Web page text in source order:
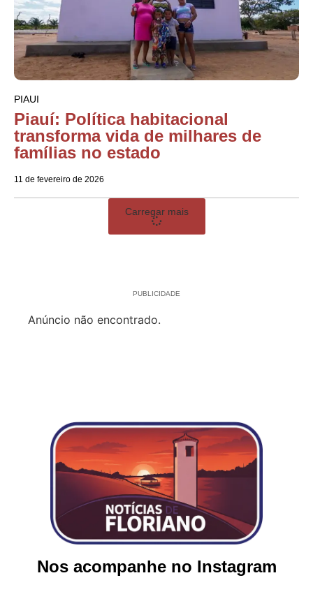
PIAUI
Piauí: Política habitacional
transforma vida de milhares de
famílias no estado
11 de fevereiro de 2026
Carregar mais
PUBLICIDADE
Anúncio não encontrado.
Nos acompanhe no Instagram